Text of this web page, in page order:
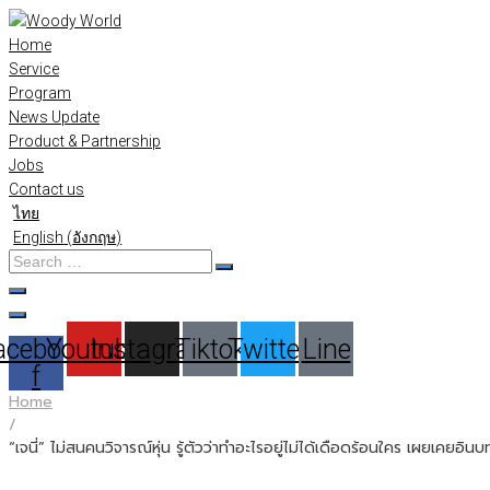
Skip
to
content
Home
Service
Program
News Update
Product & Partnership
Jobs
Contact us
ไทย
English (อังกฤษ)
Search
…
f
Youtube
Instagram
TiktokTwitterLine
Home
/
“เจนี่” ไม่สนคนวิจารณ์หุ่น รู้ตัวว่าทำอะไรอยู่ไม่ได้เดือดร้อนใคร เผยเคยอิ